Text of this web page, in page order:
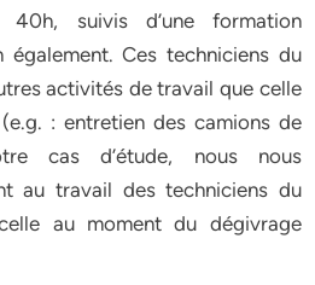
40h, suivis d’une formation
également. Ces techniciens du
activités de travail que celle
: entretien des camions de
cas d’étude, nous nous
au travail des techniciens du
au moment du dégivrage